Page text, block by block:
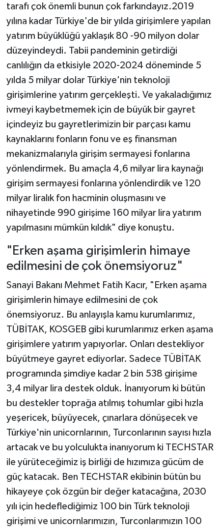
tarafı çok önemli bunun çok farkındayız.2019
yılına kadar Türkiye'de bir yılda girişimlere yapılan
yatırım büyüklüğü yaklaşık 80 -90 milyon dolar
düzeyindeydi. Tabii pandeminin getirdiği
canlılığın da etkisiyle 2020-2024 döneminde 5
yılda 5 milyar dolar Türkiye'nin teknoloji
girişimlerine yatırım gerçekleşti. Ve yakaladığımız
ivmeyi kaybetmemek için de büyük bir gayret
içindeyiz bu gayretlerimizin bir parçası kamu
kaynaklarını fonların fonu ve eş finansman
mekanizmalarıyla girişim sermayesi fonlarına
yönlendirmek. Bu amaçla 4,6 milyar lira kaynağı
girişim sermayesi fonlarına yönlendirdik ve 120
milyar liralık fon hacminin oluşmasını ve
nihayetinde 990 girişime 160 milyar lira yatırım
yapılmasını mümkün kıldık" diye konuştu.
"Erken aşama girişimlerin himaye
edilmesini de çok önemsiyoruz"
Sanayi Bakanı Mehmet Fatih Kacır, "Erken aşama
girişimlerin himaye edilmesini de çok
önemsiyoruz. Bu anlayışla kamu kurumlarımız,
TÜBİTAK, KOSGEB gibi kurumlarımız erken aşama
girişimlere yatırım yapıyorlar. Onları destekliyor
büyütmeye gayret ediyorlar. Sadece TÜBİTAK
programında şimdiye kadar 2 bin 538 girişime
3,4 milyar lira destek olduk. İnanıyorum ki bütün
bu destekler toprağa atılmış tohumlar gibi hızla
yeşericek, büyüyecek, çınarlara dönüşecek ve
Türkiye'nin unicornlarının, Turconlarının sayısı hızla
artacak ve bu yolculukta inanıyorum ki TECHSTAR
ile yürüteceğimiz iş birliği de hızımıza gücüm de
güç katacak. Ben TECHSTAR ekibinin bütün bu
hikayeye çok özgün bir değer katacağına, 2030
yılı için hedeflediğimiz 100 bin Türk teknoloji
girişimi ve unicornlarımızın, Turconlarımızın 100